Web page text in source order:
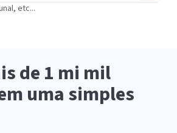
etc...
de1 mi mil
uma simples